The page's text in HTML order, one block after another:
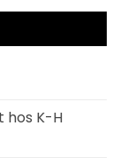
hos K-H